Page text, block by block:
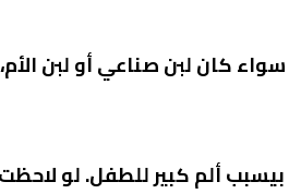
كان لبن صناعي أو لبن
ألم كبير للطفل. لو